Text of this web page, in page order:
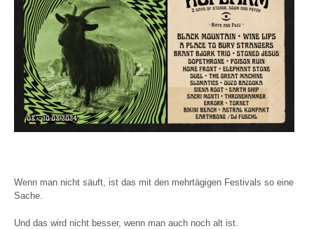
Wenn man nicht säuft, ist das mit den mehrtägigen Festivals so eine
Sache.
Und das wird nicht besser, wenn man auch noch alt ist.